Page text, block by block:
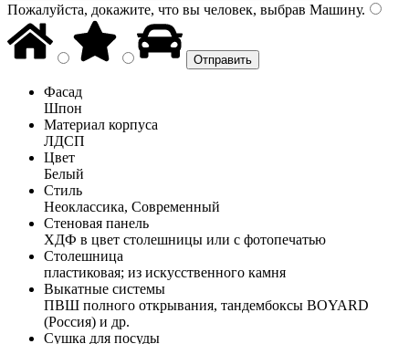
Пожалуйста, докажите, что вы человек, выбрав Машину.
Фасад
Шпон
Материал корпуса
ЛДСП
Цвет
Белый
Стиль
Неоклассика, Современный
Стеновая панель
ХДФ в цвет столешницы или с фотопечатью
Столешница
пластиковая; из искусственного камня
Выкатные системы
ПВШ полного открывания, тандембоксы BOYARD
(Россия) и др.
Сушка для посуды